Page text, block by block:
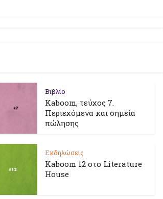
Βιβλίο
Kaboom, τεύχος 7.
Περιεχόμενα και σημεία
πώλησης
Εκδηλώσεις
Kaboom 12 στο Literature
House